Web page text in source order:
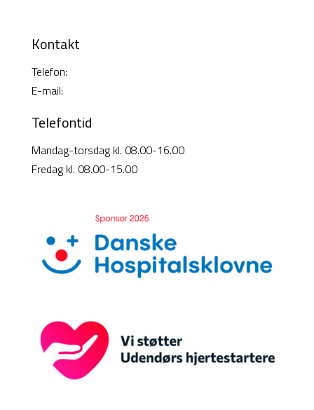
Kontakt
Telefon:
E-mail:
Telefontid
Mandag-torsdag kl. 08.00-16.00
Fredag kl. 08.00-15.00